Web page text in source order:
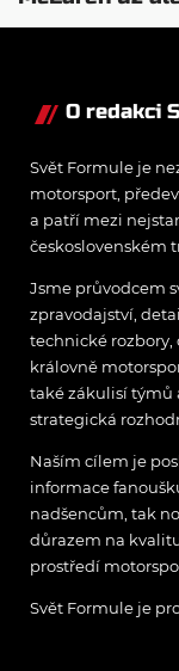
návrat ze dna
O redakci
Svět Formule je
motorsport,
a patří mezi
československém
Jsme průvodcem
zpravodajství,
technické rozbory,
královně
také zákulisí týmů
strategická
Naším cílem je
informace
nadšencům, tak
důrazem na
prostředí
Svět Formule je